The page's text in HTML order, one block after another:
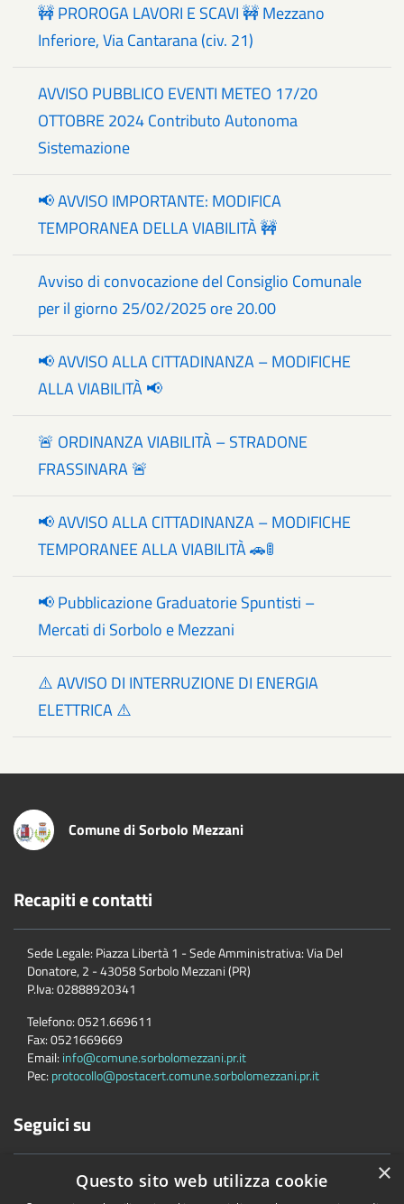
🚧 PROROGA LAVORI E SCAVI 🚧 Mezzano
Inferiore, Via Cantarana (civ. 21)
AVVISO PUBBLICO EVENTI METEO 17/20
OTTOBRE 2024 Contributo Autonoma
Sistemazione
📢 AVVISO IMPORTANTE: MODIFICA
TEMPORANEA DELLA VIABILITÀ 🚧
Avviso di convocazione del Consiglio Comunale
per il giorno 25/02/2025 ore 20.00
📢 AVVISO ALLA CITTADINANZA – MODIFICHE
ALLA VIABILITÀ 📢
🚨 ORDINANZA VIABILITÀ – STRADONE
FRASSINARA 🚨
📢 AVVISO ALLA CITTADINANZA – MODIFICHE
TEMPORANEE ALLA VIABILITÀ 🚗🚦
📢 Pubblicazione Graduatorie Spuntisti –
Mercati di Sorbolo e Mezzani
⚠️ AVVISO DI INTERRUZIONE DI ENERGIA
ELETTRICA ⚠️
Comune di Sorbolo Mezzani
Recapiti e contatti
Sede Legale: Piazza Libertà 1 - Sede Amministrativa: Via Del
Donatore, 2 - 43058 Sorbolo Mezzani (PR)
P.Iva:02888920341
Telefono:0521.669611
Fax:0521669669
Email: info@comune.sorbolomezzani.pr.it
Pec: protocollo@postacert.comune.sorbolomezzani.pr.it
Seguici su
×
Questo sito web utilizza cookie